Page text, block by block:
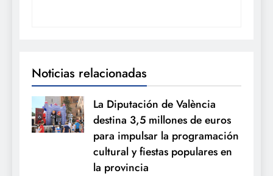
Noticias relacionadas
La Diputación de València
destina 3,5 millones de euros
para impulsar la programación
cultural y fiestas populares en
la provincia